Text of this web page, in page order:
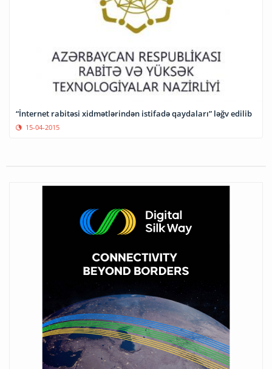
“İnternet rabitəsi xidmətlərindən istifadə qaydaları” ləğv edilib
15-04-2015